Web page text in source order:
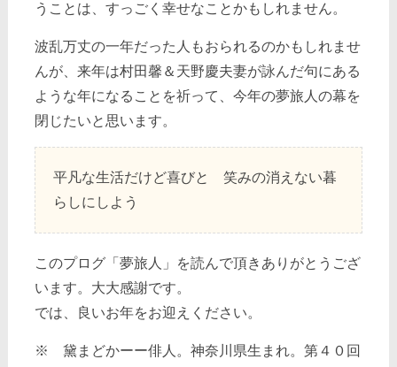
うことは、すっごく幸せなことかもしれません。
波乱万丈の一年だった人もおられるのかもしれませ
んが、来年は村田馨＆天野慶夫妻が詠んだ句にある
ような年になることを祈って、今年の夢旅人の幕を
閉じたいと思います。
平凡な生活だけど喜びと 笑みの消えない暮
らしにしよう
このプログ「夢旅人」を読んで頂きありがとうござ
います。大大感謝です。
では、良いお年をお迎えください。
※ 黛まどかーー俳人。神奈川県生まれ。第４０回